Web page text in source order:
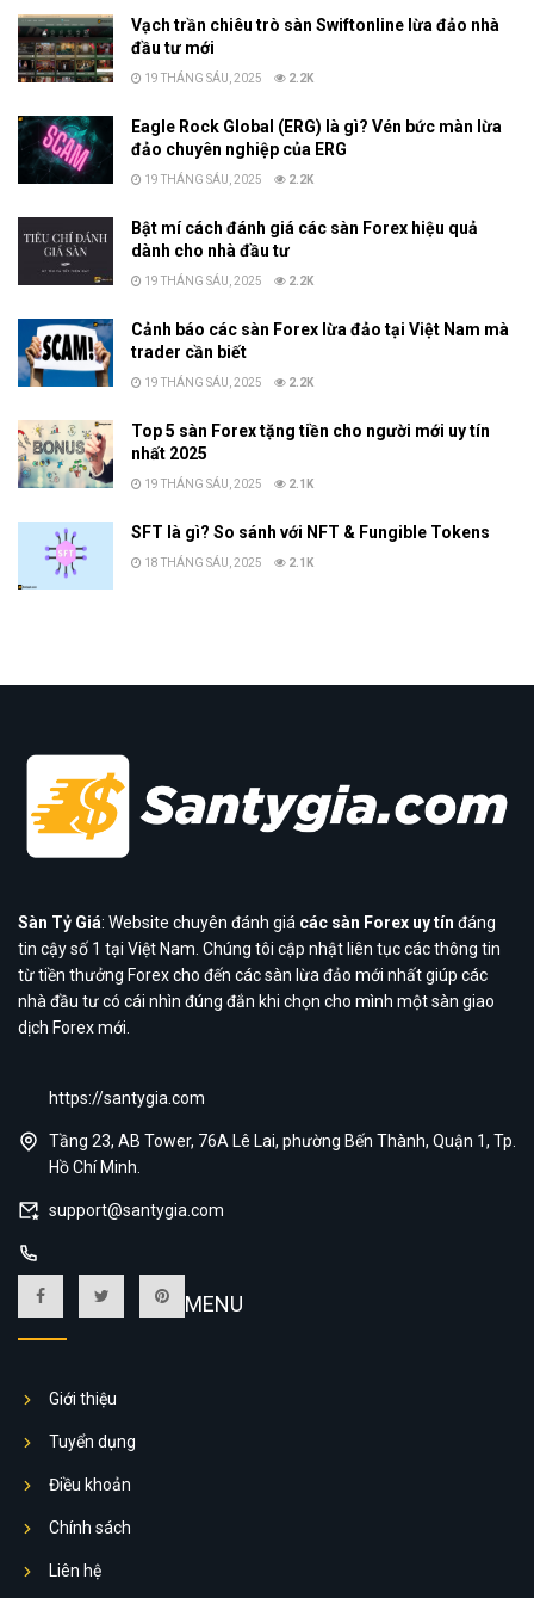
Vạch trần chiêu trò sàn Swiftonline lừa đảo nhà
đầu tư mới
19 THÁNG SÁU, 2025 2.2K
Eagle Rock Global (ERG) là gì? Vén bức màn lừa
đảo chuyên nghiệp của ERG
19 THÁNG SÁU, 2025 2.2K
Bật mí cách đánh giá các sàn Forex hiệu quả
dành cho nhà đầu tư
19 THÁNG SÁU, 2025 2.2K
Cảnh báo các sàn Forex lừa đảo tại Việt Nam mà
trader cần biết
19 THÁNG SÁU, 2025 2.2K
Top 5 sàn Forex tặng tiền cho người mới uy tín
nhất 2025
19 THÁNG SÁU, 2025 2.1K
SFT là gì? So sánh với NFT & Fungible Tokens
18 THÁNG SÁU, 2025 2.1K
Sàn Tỷ Giá: Website chuyên đánh giá các sàn Forex uy tín đáng
tin cậy số 1 tại Việt Nam. Chúng tôi cập nhật liên tục các thông tin
từ tiền thưởng Forex cho đến các sàn lừa đảo mới nhất giúp các
nhà đầu tư có cái nhìn đúng đắn khi chọn cho mình một sàn giao
dịch Forex mới.
https://santygia.com
Tầng 23, AB Tower, 76A Lê Lai, phường Bến Thành, Quận 1, Tp.
Hồ Chí Minh.
support@santygia.com
MENU
Giới thiệu
Tuyển dụng
Điều khoản
Chính sách
Liên hệ